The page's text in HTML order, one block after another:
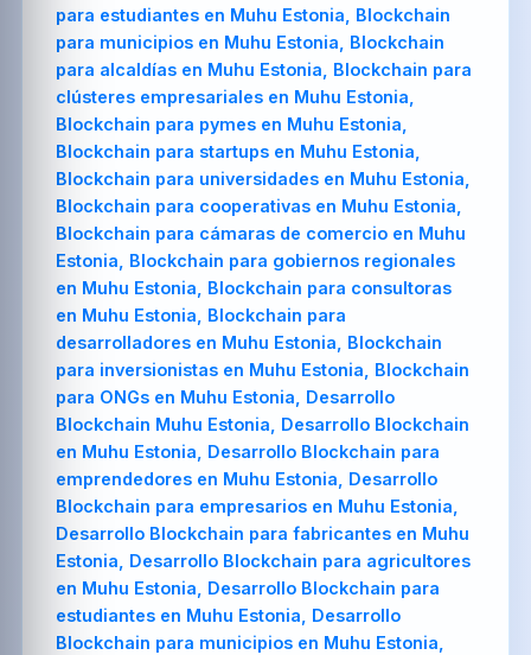
para estudiantes en Muhu Estonia, Blockchain
para municipios en Muhu Estonia, Blockchain
para alcaldías en Muhu Estonia, Blockchain para
clústeres empresariales en Muhu Estonia,
Blockchain para pymes en Muhu Estonia,
Blockchain para startups en Muhu Estonia,
Blockchain para universidades en Muhu Estonia,
Blockchain para cooperativas en Muhu Estonia,
Blockchain para cámaras de comercio en Muhu
Estonia, Blockchain para gobiernos regionales
en Muhu Estonia, Blockchain para consultoras
en Muhu Estonia, Blockchain para
desarrolladores en Muhu Estonia, Blockchain
para inversionistas en Muhu Estonia, Blockchain
para ONGs en Muhu Estonia, Desarrollo
Blockchain Muhu Estonia, Desarrollo Blockchain
en Muhu Estonia, Desarrollo Blockchain para
emprendedores en Muhu Estonia, Desarrollo
Blockchain para empresarios en Muhu Estonia,
Desarrollo Blockchain para fabricantes en Muhu
Estonia, Desarrollo Blockchain para agricultores
en Muhu Estonia, Desarrollo Blockchain para
estudiantes en Muhu Estonia, Desarrollo
Blockchain para municipios en Muhu Estonia,